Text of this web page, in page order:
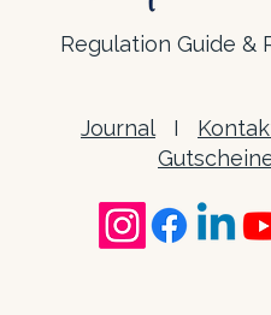
Regulation Guide &
Journal I